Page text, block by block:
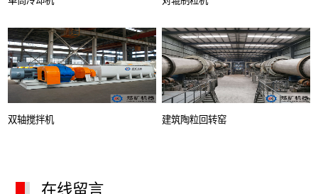
双轴搅拌机 建筑陶粒回转窑
在线留言